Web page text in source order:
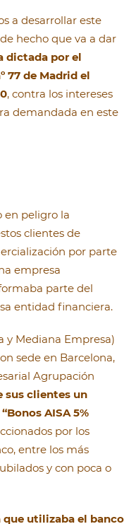
a desarrollar este
hecho que va a dar
dictada por el
77 de Madrid el
, contra los intereses
demandada en este
en peligro la
clientes de
por parte
empresa
parte del
entidad financiera.
y Mediana Empresa)
sede en Barcelona,
Agrupación
sus clientes un
AISA 5%
por los
entre los más
y con poca o
utilizaba el banco